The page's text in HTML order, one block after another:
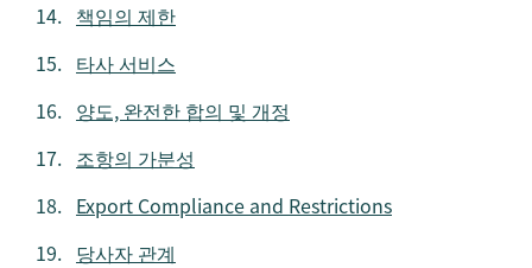
책임의 제한
타사 서비스
양도, 완전한 합의 및 개정
조항의 가분성
Export Compliance and Restrictions
당사자 관계